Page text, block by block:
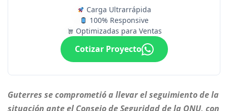
Carga Ultrarrápida
100% Responsive
Optimizadas para Ventas
Cotizar Proyecto
Guterres se comprometió a llevar el seguimiento de la
situación ante el Consejo de Seguridad de la ONU, con